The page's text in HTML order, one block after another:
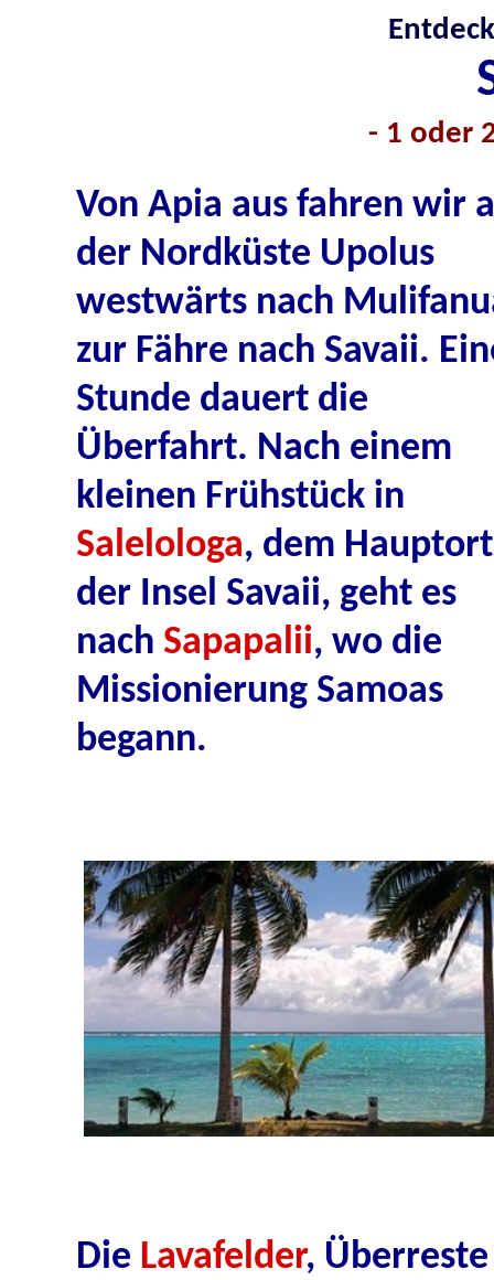
- 1 oder
Von Apia aus fahren wir
der Nordküste Upolus
westwärts nach
zur Fähre nach Savaii.
Stunde dauert die
Überfahrt. Nach einem
kleinen Frühstück in
Salelologa, dem Hauptort
der Insel Savaii, geht es
nach Sapapalii, wo die
Missionierung Samoas
begann.
Die Lavafelder, Überreste